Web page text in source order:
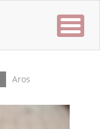
Aros